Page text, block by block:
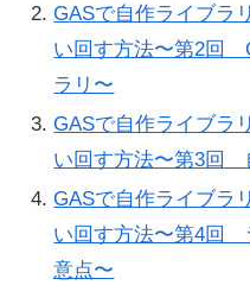
GASで自作ライブラ
い回す方法〜第2回
ラリ〜
GASで自作ライブラ
い回す方法〜第3回
GASで自作ライブラ
い回す方法〜第4回
意点〜